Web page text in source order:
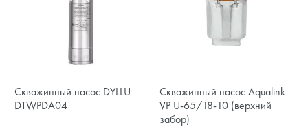
Скважинный насос DYLLU
DTWPDA04
Скважинный насос Aqualink
VP U-65/18-10 (верхний
забор)